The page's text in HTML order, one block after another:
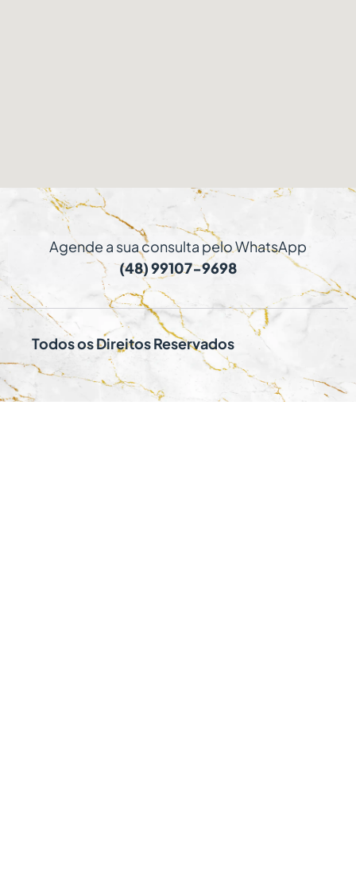
Agende a sua consulta pelo WhatsApp
(48) 99107-9698
Todos os Direitos Reservados